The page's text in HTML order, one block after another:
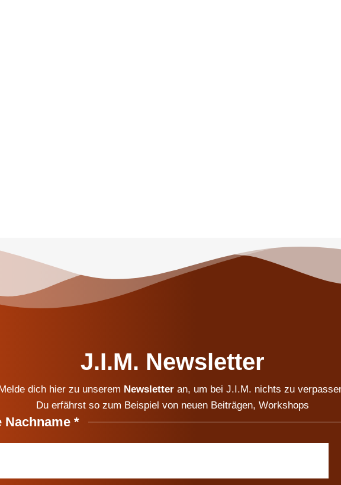
J.I.M. Newsletter
dich hier zu unserem Newsletteran, um bei J.I.M. nichts zu
Du erfährst so zum Beispiel von neuen Beiträgen, Workshops
Nachname*